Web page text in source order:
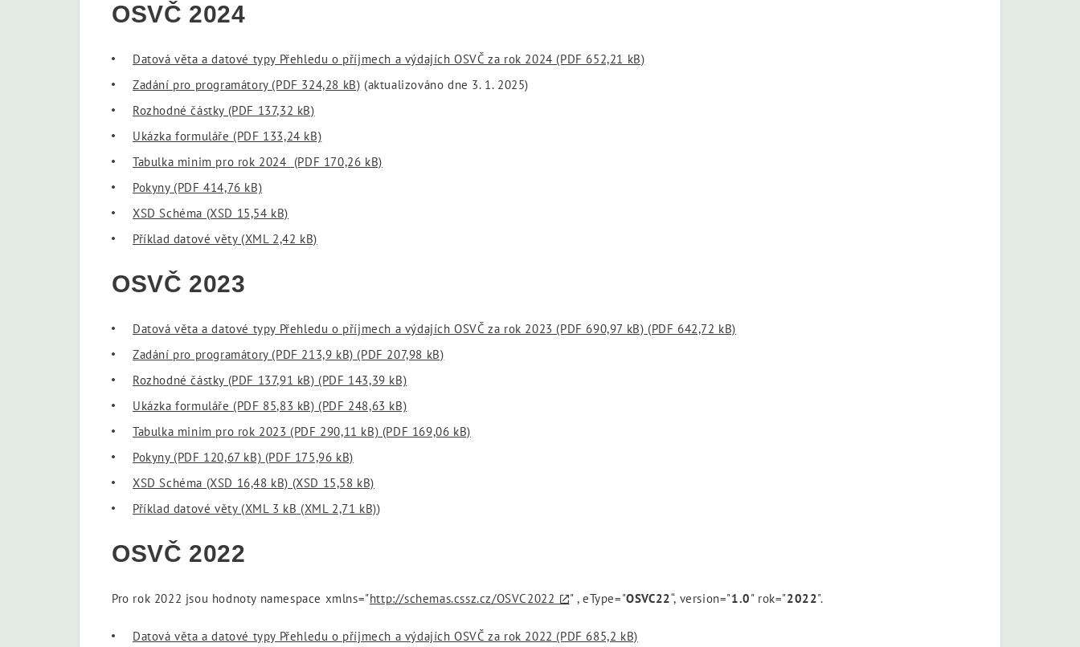
OSVČ 2024
Datová věta a datové typy Přehledu o příjmech a výdajích OSVČ za rok 2024 (PDF 652,21 kB)
Zadání pro programátory(PDF 324,28 kB) (aktualizováno dne 3. 1. 2025)
Rozhodné částky (PDF 137,32 kB)
Ukázka formuláře (PDF 133,24 kB)
Tabulka minim pro rok 2024 (PDF 170,26 kB)
Pokyny(PDF 414,76 kB)
XSD Schéma (XSD 15,54 kB)
Příklad datové věty(XML 2,42 kB)
OSVČ 2023
Datová věta a datové typy Přehledu o příjmech a výdajích OSVČ za rok 2023 (PDF 690,97 kB) (PDF 642,72 kB)
Zadání pro programátory (PDF 213,9 kB) (PDF 207,98 kB)
Rozhodné částky (PDF 137,91 kB) (PDF 143,39 kB)
Ukázka formuláře (PDF 85,83 kB) (PDF 248,63 kB)
Tabulka minim pro rok 2023 (PDF 290,11 kB) (PDF 169,06 kB)
Pokyny (PDF 120,67 kB) (PDF 175,96 kB)
XSD Schéma (XSD 16,48 kB) (XSD 15,58 kB)
Příklad datové věty (XML 3 kB (XML 2,71 kB))
OSVČ 2022
Pro rok 2022 jsou hodnoty namespace xmlns="http://schemas.cssz.cz/OSVC2022 " , eType="OSVC22“, version="1.0" rok="2022".
Datová věta a datové typy Přehledu o příjmech a výdajích OSVČ za rok 2022 (PDF 685,2 kB)